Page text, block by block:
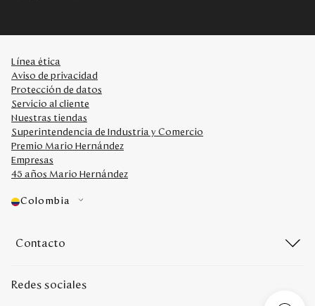
Línea ética
Aviso de privacidad
Protección de datos
Servicio al cliente
Nuestras tiendas
Superintendencia de Industria y Comercio
Premio Mario Hernández
Empresas
45 años Mario Hernández
Colombia
Contacto
Redes sociales